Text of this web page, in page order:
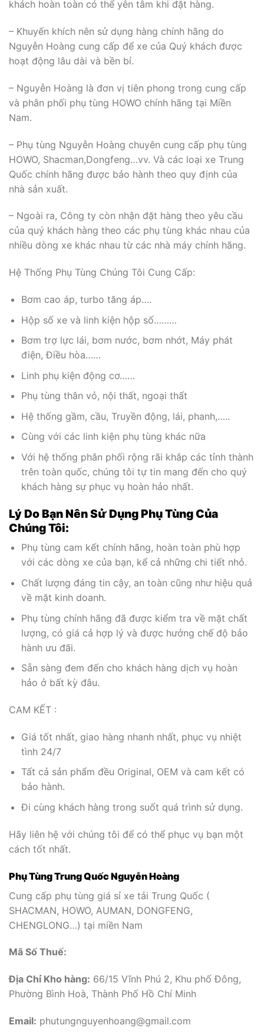
khách hoàn toàn có thể yên tâm khi đặt hàng.
– Khuyến khích nên sử dụng hàng chính hãng do
Nguyễn Hoàng cung cấp để xe của Quý khách được
hoạt động lâu dài và bền bỉ.
– Nguyễn Hoàng là đơn vị tiên phong trong cung cấp
và phân phối phụ tùng HOWO chính hãng tại Miền
Nam.
– Phụ tùng Nguyễn Hoàng chuyên cung cấp phụ tùng
HOWO, Shacman,Dongfeng…vv. Và các loại xe Trung
Quốc chính hãng được bảo hành theo quy định của
nhà sản xuất.
– Ngoài ra, Công ty còn nhận đặt hàng theo yêu cầu
của quý khách hàng theo các phụ tùng khác nhau của
nhiều dòng xe khác nhau từ các nhà máy chính hãng.
Hệ Thống Phụ Tùng Chúng Tôi Cung Cấp:
Bơm cao áp, turbo tăng áp….
Hộp số xe và linh kiện hộp số………
Bơm trợ lực lái, bơm nước, bơm nhớt, Máy phát
điện, Điều hòa……
Linh phụ kiện động cơ……
Phụ tùng thân vỏ, nội thất, ngoại thất
Hệ thống gầm, cầu, Truyền động, lái, phanh,…..
Cùng với các linh kiện phụ tùng khác nữa
Với hệ thống phân phối rộng rãi khắp các tỉnh thành
trên toàn quốc, chúng tôi tự tin mang đến cho quý
khách hàng sự phục vụ hoàn hảo nhất.
Lý Do Bạn Nên Sử Dụng Phụ Tùng Của
Chúng Tôi:
Phụ tùng cam kết chính hãng, hoàn toàn phù hợp
với các dòng xe của bạn, kể cả những chi tiết nhỏ.
Chất lượng đáng tin cậy, an toàn cũng như hiệu quả
về mặt kinh doanh.
Phụ tùng chính hãng đã được kiểm tra về mặt chất
lượng, có giá cả hợp lý và được hưởng chế độ bảo
hành ưu đãi.
Sẵn sàng đem đến cho khách hàng dịch vụ hoàn
hảo ở bất kỳ đâu.
CAM KẾT :
Giá tốt nhất, giao hàng nhanh nhất, phục vụ nhiệt
tình 24/7
Tất cả sản phẩm đều Original, OEM và cam kết có
bảo hành.
Đi cùng khách hàng trong suốt quá trình sử dụng.
Hãy liên hệ với chúng tôi để có thể phục vụ bạn một
cách tốt nhất.
Phụ Tùng Trung Quốc Nguyễn Hoàng
Cung cấp phụ tùng giá sỉ xe tải Trung Quốc (
SHACMAN, HOWO, AUMAN, DONGFENG,
CHENGLONG…) tại miền Nam
Mã Số Thuế:
Địa Chỉ Kho hàng: 66/15 Vĩnh Phú 2, Khu phố Đông,
Phường Bình Hoà, Thành Phố Hồ Chí Minh
Email: phutungnguyenhoang@gmail.com